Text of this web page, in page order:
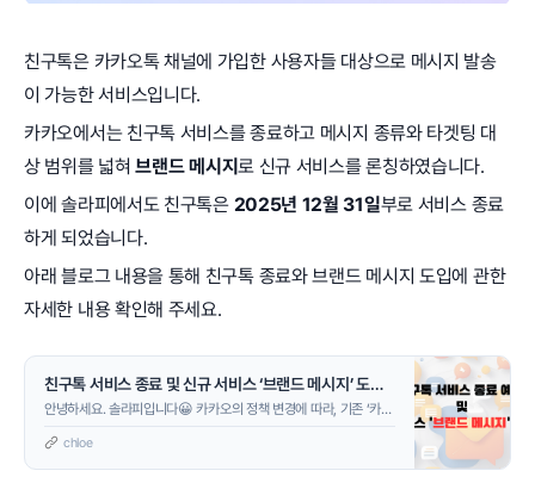
친구톡은 카카오톡 채널에 가입한 사용자들 대상으로 메시지 발송
이 가능한 서비스입니다.
카카오에서는 친구톡 서비스를 종료하고 메시지 종류와 타겟팅 대
상 범위를 넓혀브랜드 메시지로 신규 서비스를 론칭하였습니다.
이에 솔라피에서도 친구톡은 2025년 12월 31일부로 서비스 종료
하게 되었습니다.
아래 블로그 내용을 통해 친구톡 종료와 브랜드 메시지 도입에 관한
자세한 내용 확인해 주세요.
친구톡 서비스 종료 및 신규 서비스 ‘브랜드 메시지’ 도입 안내
안녕하세요. 솔라피입니다😀 카카오의 정책 변경에 따라, 기존 ‘카카
메시지’가 도입될 예정입니다. 아래 내용 서비스 이용에 많은 참고 부
chloe